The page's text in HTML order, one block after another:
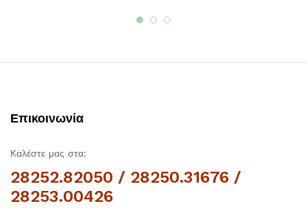
Επικοινωνία
Καλέστε μας στα:
28252.82050 / 28250.31676 /
28253.00426